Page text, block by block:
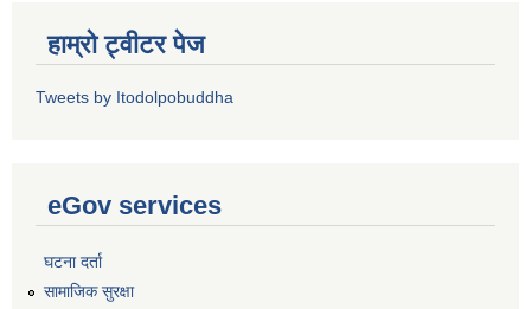
हाम्रो ट्वीटर पेज
Tweets by Itodolpobuddha
eGov services
घटना दर्ता
सामाजिक सुरक्षा